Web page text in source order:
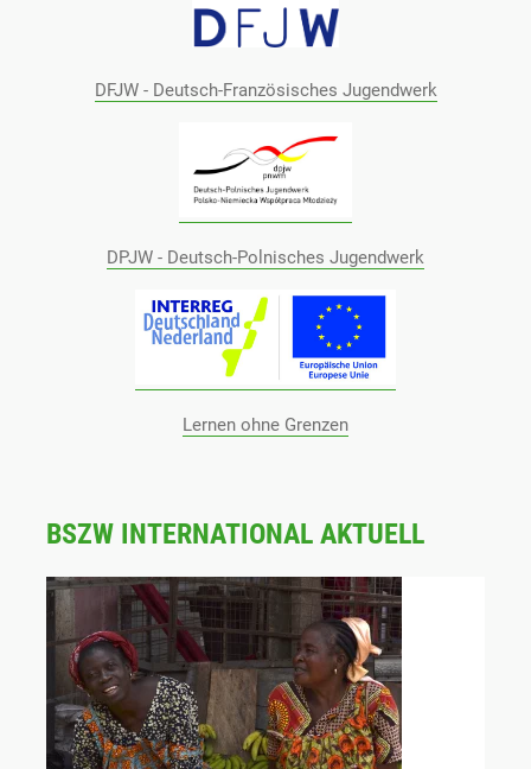
DFJW - Deutsch-Französisches Jugendwerk
DPJW - Deutsch-Polnisches Jugendwerk
Lernen ohne Grenzen
BSZW INTERNATIONAL AKTUELL